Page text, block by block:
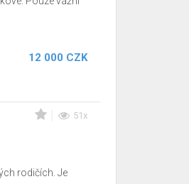
12 000 CZK
51x
rodičích. Je